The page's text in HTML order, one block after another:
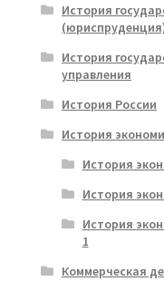
История
История
управления
История России
История
История
История
История
1
Коммерческая